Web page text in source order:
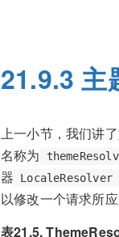
21.9.3 主
上一小节，我们讲
名称为
器
LocaleResolver
以修改一个请求所
表21.5.